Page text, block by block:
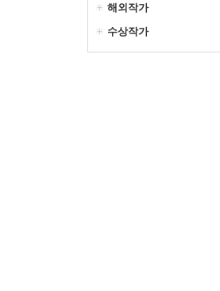
해외작가
수상작가